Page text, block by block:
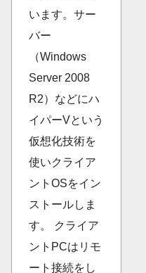
います。サー
バー
（Windows
Server 2008
R2）などにハ
イパーVという
仮想化技術を
使いクライア
ントOSをイン
ストールしま
す。 クライア
ントPCはリモ
ート接続をし